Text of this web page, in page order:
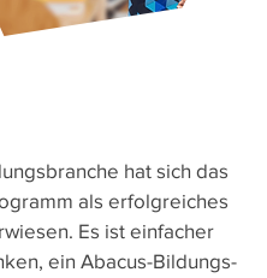
hat sich das
als erfolgreiches
Es ist einfacher
ein Abacus-Bildungs-